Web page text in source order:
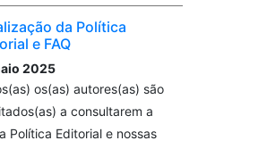
da Política
e FAQ
2025
os(as) autores(as) são
a consultarem a
Política Editorial e nossas